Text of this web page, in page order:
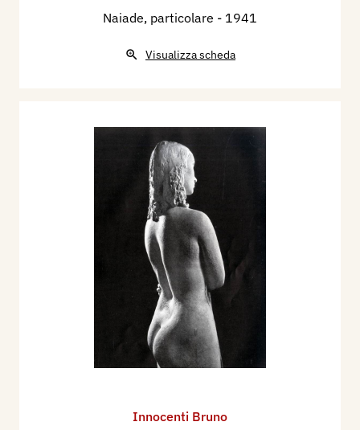
Naiade, particolare - 1941
Visualizza scheda
Innocenti Bruno